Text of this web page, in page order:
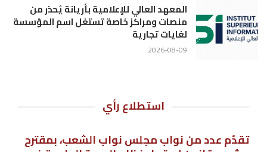
المعهد العالي للإعلامية بأريانة يُحذر من
منصات ومراكز خاصة تستغل اسم المؤسسة
لغايات تجارية
2026-08-09
استطلاع رأي
تقدّم عدد من نواب مجلس نواب الشعب، بمقترح